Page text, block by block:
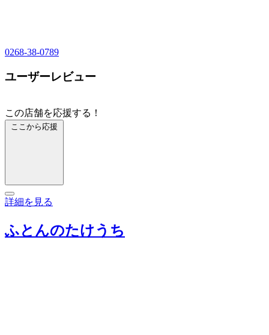
0268-38-0789
ユーザーレビュー
この店舗を応援する！
ここから応援
詳細を見る
ふとんのたけうち